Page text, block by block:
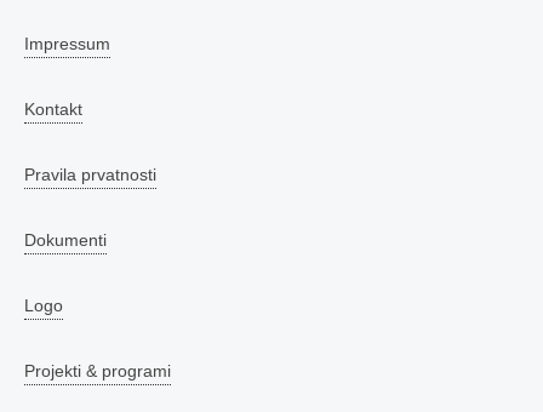
Impressum
Kontakt
Pravila prvatnosti
Dokumenti
Logo
Projekti & programi